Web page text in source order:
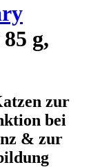
g,
zur
bei
& zur